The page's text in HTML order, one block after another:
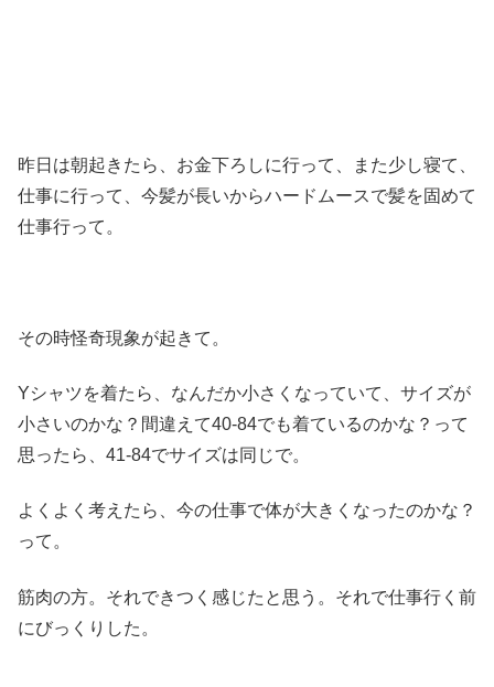
昨日は朝起きたら、お金下ろしに行って、また少し寝て、
仕事に行って、今髪が長いからハードムースで髪を固めて
仕事行って。
その時怪奇現象が起きて。
Yシャツを着たら、なんだか小さくなっていて、サイズが
小さいのかな？間違えて40-84でも着ているのかな？って
思ったら、41-84でサイズは同じで。
よくよく考えたら、今の仕事で体が大きくなったのかな？
って。
筋肉の方。それできつく感じたと思う。それで仕事行く前
にびっくりした。